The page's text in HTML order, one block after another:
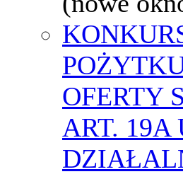
OFERTY
ART. 19A